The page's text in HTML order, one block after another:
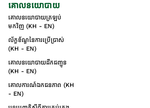
គោលនយោបាយ
គោលនយោបាយត្រឡប់
មកវិញ (KH - EN)
ល័ក្ខខ័ណ្ឌនៃការប្រើប្រាស់
(KH - EN)
គោលនយោបាយដឹកជញ្ជូន
(KH - EN)
គោលការណ៍ឯកជនភាព (KH
- EN)